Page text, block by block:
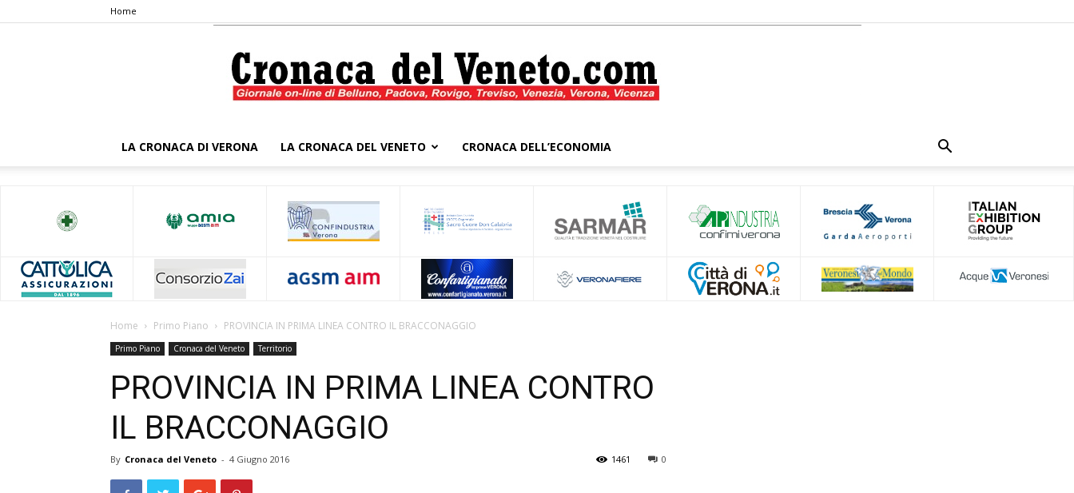
Home
Veneto
LA CRONACA DI VERONA LA CRONACA DEL VENETO CRONACA DELL’ECONOMIA
Home Primo Piano PROVINCIA IN PRIMA LINEA CONTRO IL BRACCONAGGIO
Primo Piano Cronaca del Veneto Territorio
PROVINCIA IN PRIMA LINEA CONTRO
IL BRACCONAGGIO
By Cronaca del Veneto - 4 Giugno 2016 0
1461